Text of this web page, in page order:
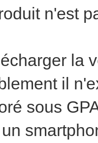
n'est
la
il
sous